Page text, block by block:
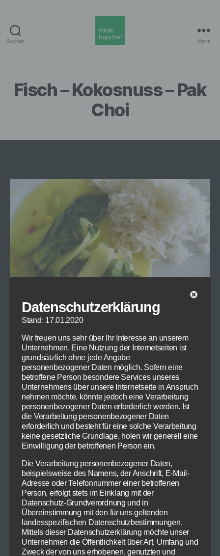
Suchen Menü
Fisch – Kokosnuss – Pak
Choi
Für unser heutiges Gericht brauchen Sie:
Kabeljau, Goldbarsch oder ein ähnliches
Fischfilet. Die Menge hängt natürlich von der
Anzahl der Esser ab.
Pak Choi (Menge siehe oben)
1 milde Zwiebel (in Scheiben)
2 Knoblauchzehen (gehackt)
1 Stück Ingwer (etwas 2 EL, gehackt)
1 Serrano Chilischote (in dünnen Scheiben)
1 TL asiatische Fischsauce
1 Dose Kokosmilch – bitte besorgen Sie ein
gutes, vollfettes Produkt. Meine Lieblings
Kokosmilch gibt es momentan bei Edeka (das
soll aber keine Schleichwerbung sein)
1 TL Mascobado Zucker
1 Hand voll Cilantro (Korianderblätter)
Datenschutzerklärung
Stand: 17.01.2020
Wir freuen uns sehr über Ihr Interesse an unserem
Unternehmen. Eine Nutzung der Internetseiten ist
grundsätzlich ohne jede Angabe
personenbezogener Daten möglich. Sofern eine
betroffene Person besondere Services unseres
Unternehmens über unsere Internetseite in Anspruch
nehmen möchte, könnte jedoch eine Verarbeitung
personenbezogener Daten erforderlich werden. Ist
die Verarbeitung personenbezogener Daten
erforderlich und besteht für eine solche Verarbeitung
keine gesetzliche Grundlage, holen wir generell eine
Einwilligung der betroffenen Person ein.
Die Verarbeitung personenbezogener Daten,
beispielsweise des Namens, der Anschrift, E-Mail-
Adresse oder Telefonnummer einer betroffenen
Person, erfolgt stets im Einklang mit der
Datenschutz-Grundverordnung und in
Übereinstimmung mit den für uns geltenden
landesspezifischen Datenschutzbestimmungen.
Mittels dieser Datenschutzerklärung möchte unser
Unternehmen die Öffentlichkeit über Art, Umfang und
Zweck der von uns erhobenen, genutzten und